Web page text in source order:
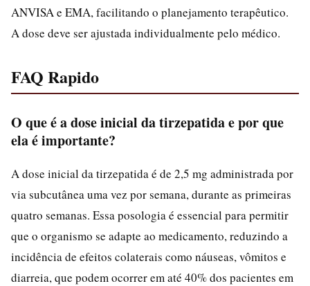
ANVISA e EMA, facilitando o planejamento terapêutico.
A dose deve ser ajustada individualmente pelo médico.
FAQ Rapido
O que é a dose inicial da tirzepatida e por que
ela é importante?
A dose inicial da tirzepatida é de 2,5 mg administrada por
via subcutânea uma vez por semana, durante as primeiras
quatro semanas. Essa posologia é essencial para permitir
que o organismo se adapte ao medicamento, reduzindo a
incidência de efeitos colaterais como náuseas, vômitos e
diarreia, que podem ocorrer em até 40% dos pacientes em